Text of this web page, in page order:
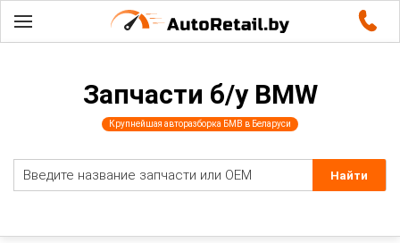
Запчасти б/у BMW
Крупнейшая авторазборка БМВ в Беларуси